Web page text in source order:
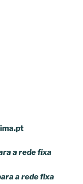
a rede fixa
a rede fixa